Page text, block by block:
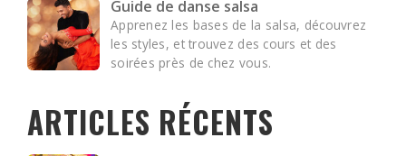
Guide de danse salsa
Apprenez les bases de la salsa, découvrez
les styles, et trouvez des cours et des
soirées près de chez vous.
ARTICLES RÉCENTS